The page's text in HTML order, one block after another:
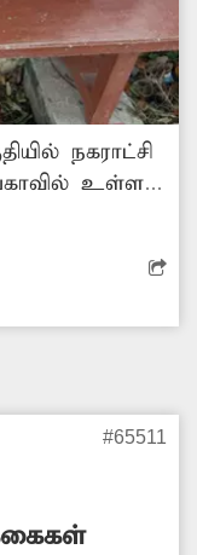
நகராட்சி
உள்ள
நிலை
வேலை
#65511